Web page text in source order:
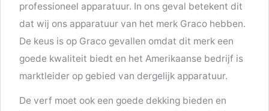
professioneel apparatuur. In ons geval betekent dit
dat wij ons apparatuur van het merk Graco hebben.
De keus is op Graco gevallen omdat dit merk een
goede kwaliteit biedt en het Amerikaanse bedrijf is
marktleider op gebied van dergelijk apparatuur.
De verf moet ook een goede dekking bieden en